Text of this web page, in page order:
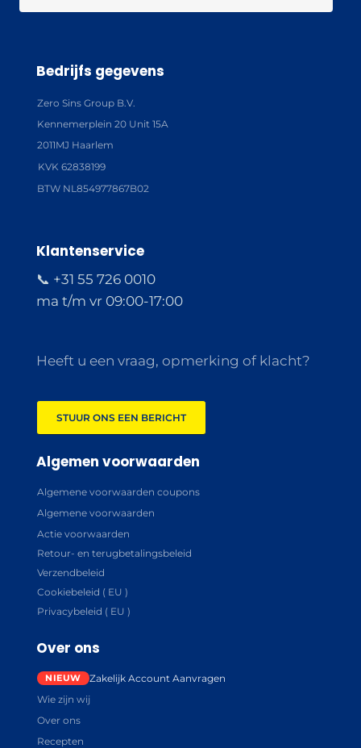
Bedrijfs gegevens
Zero Sins Group B.V.
Kennemerplein 20 Unit 15A
2011MJ Haarlem
KVK 62838199
BTW NL854977867B02
Klantenservice
📞 +31 55 726 0010
ma t/m vr 09:00-17:00
Heeft u een vraag, opmerking of klacht?
STUUR ONS EEN BERICHT
Algemen voorwaarden
Algemene voorwaarden coupons
Algemene voorwaarden
Actie voorwaarden
Retour- en terugbetalingsbeleid
Verzendbeleid
Cookiebeleid ( EU )
Privacybeleid ( EU )
Over ons
Zakelijk Account Aanvragen
Wie zijn wij
Over ons
Recepten